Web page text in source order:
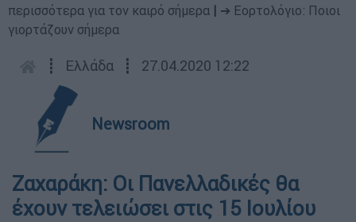
περισσότερα για τον καιρό σήμερα
➔ Εορτολόγιο: Ποιοι
γιορτάζουν σήμερα
┋ Ελλάδα ┋ 27.04.2020 12:22
Newsroom
Ζαχαράκη: Οι Πανελλαδικές θα
έχουν τελειώσει στις 15 Ιουλίου